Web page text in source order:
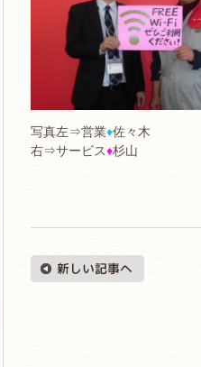
写真左⇒営業♦佐々木
右⇒サービス♦杉山